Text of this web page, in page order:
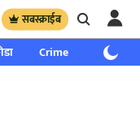
सबस्क्राईब
Crime साप्ताहिक